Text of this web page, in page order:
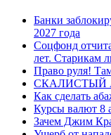
Банки
2027 года
Соцфонд
лет. Старикам
Право руля!
СКАЛИСТЫЙ
Как сделать
Курсы валют 8
Зачем Джим